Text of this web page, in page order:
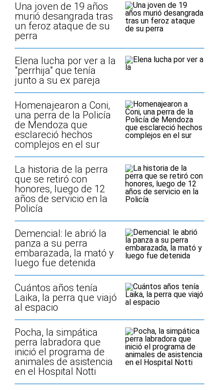
Una joven de 19 años
murió desangrada tras
un feroz ataque de su
perra
Elena lucha por ver a la
"perrhija" que tenía
junto a su ex pareja
Homenajearon a Coni,
una perra de la Policía
de Mendoza que
esclareció hechos
complejos en el sur
La historia de la perra
que se retiró con
honores, luego de 12
años de servicio en la
Policía
Demencial: le abrió la
panza a su perra
embarazada, la mató y
luego fue detenida
Cuántos años tenía
Laika, la perra que viajó
al espacio
Pocha, la simpática
perra labradora que
inició el programa de
animales de asistencia
en el Hospital Notti